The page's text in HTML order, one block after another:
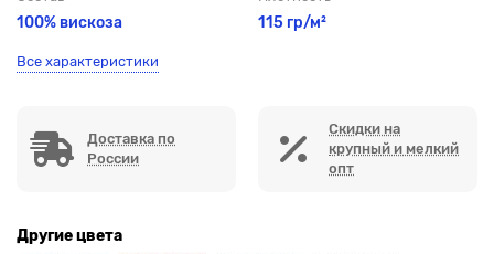
100% вискоза 115 гр/м²
Все характеристики
Доставка по
России
Скидки на
крупный и мелкий
опт
Другие цвета